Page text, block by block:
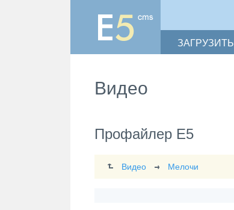
ЗАГРУЗИТЬ
Видео
Профайлер Е5
Видео Мелочи